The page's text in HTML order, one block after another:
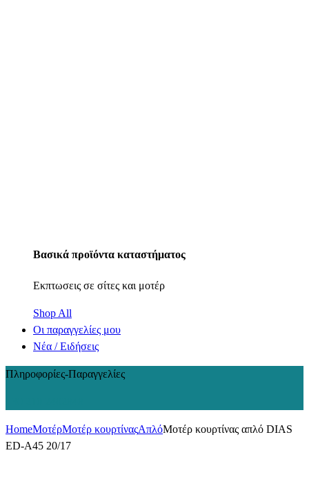
Βασικά προϊόντα καταστήματος
Εκπτωσεις σε σίτες και μοτέρ
Shop All
Οι παραγγελίες μου
Νέα / Ειδήσεις
Πληροφορίες-Παραγγελίες
HomeΜοτέρΜοτέρ κουρτίναςΑπλόΜοτέρ κουρτίνας απλό DIAS
ED-A45 20/17